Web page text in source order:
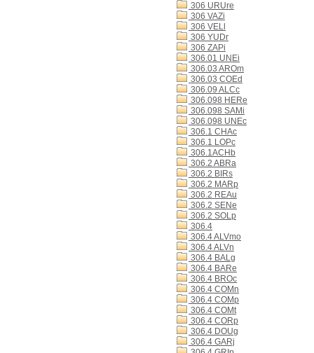
306 URUre
306 VAZi
306 VELl
306 YUDr
306 ZAPi
306.01 UNEi
306.03 AROm
306.03 COEd
306.09 ALCc
306.098 HERe
306.098 SAMi
306.098 UNEc
306.1 CHAc
306.1 LOPc
306.1ACHb
306.2 ABRa
306.2 BIRs
306.2 MARp
306.2 REAu
306.2 SENe
306.2 SOLp
306.4
306.4 ALVmo
306.4 ALVn
306.4 BALg
306.4 BARe
306.4 BROc
306.4 COMn
306.4 COMp
306.4 COMt
306.4 CORp
306.4 DOUg
306.4 GARj